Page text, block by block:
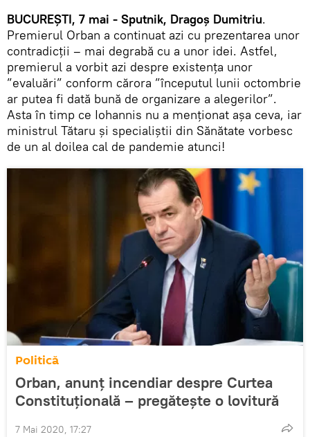
BUCUREȘTI, 7 mai - Sputnik, Dragoș Dumitriu.
Premierul Orban a continuat azi cu prezentarea unor
contradicții – mai degrabă cu a unor idei. Astfel,
premierul a vorbit azi despre existența unor
”evaluări” conform cărora ”începutul lunii octombrie
ar putea fi dată bună de organizare a alegerilor”.
Asta în timp ce Iohannis nu a menționat așa ceva, iar
ministrul Tătaru și specialiștii din Sănătate vorbesc
de un al doilea cal de pandemie atunci!
Politică
Orban, anunț incendiar despre Curtea
Constituțională – pregătește o lovitură
7 Mai 2020, 17:27